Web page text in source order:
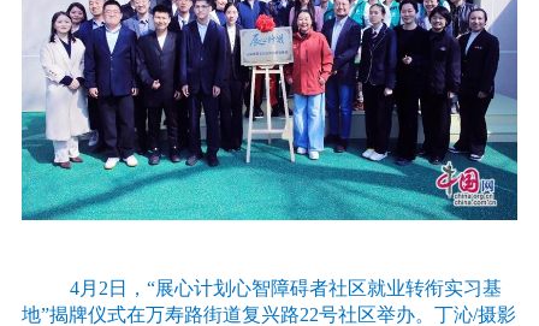
4月2日，“展心计划心智障碍者社区就业转衔实习基
地”揭牌仪式在万寿路街道复兴路22号社区举办。丁沁/摄影